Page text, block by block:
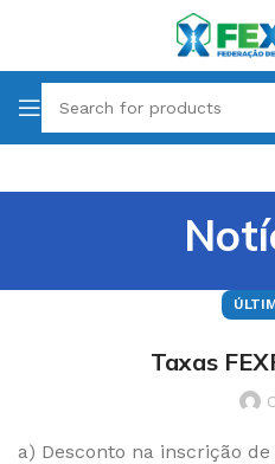
Taxas
a) Desconto na inscrição